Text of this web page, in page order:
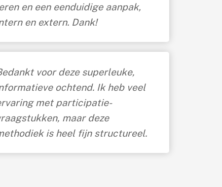
en een eenduidige aanpak,
en extern. Dank!
voor deze superleuke,
ochtend. Ik heb veel
met participatie-
maar deze
is heel fijn structureel.